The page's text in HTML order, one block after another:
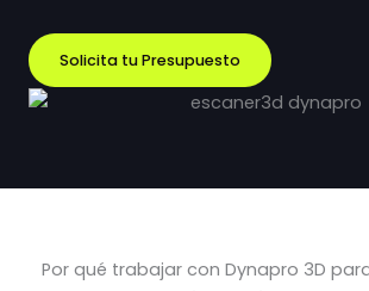
Solicita tu Presupuesto
Por qué trabajar con Dynapro 3D